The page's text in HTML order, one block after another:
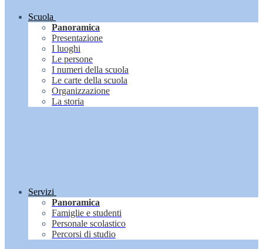
Scuola
Panoramica
Presentazione
I luoghi
Le persone
I numeri della scuola
Le carte della scuola
Organizzazione
La storia
Servizi
Panoramica
Famiglie e studenti
Personale scolastico
Percorsi di studio